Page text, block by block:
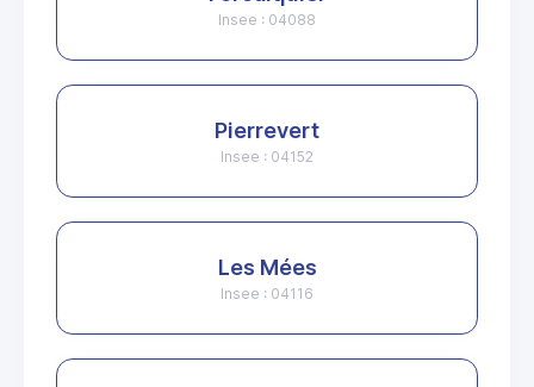
Insee : 04088
Pierrevert
Insee : 04152
Les Mées
Insee : 04116